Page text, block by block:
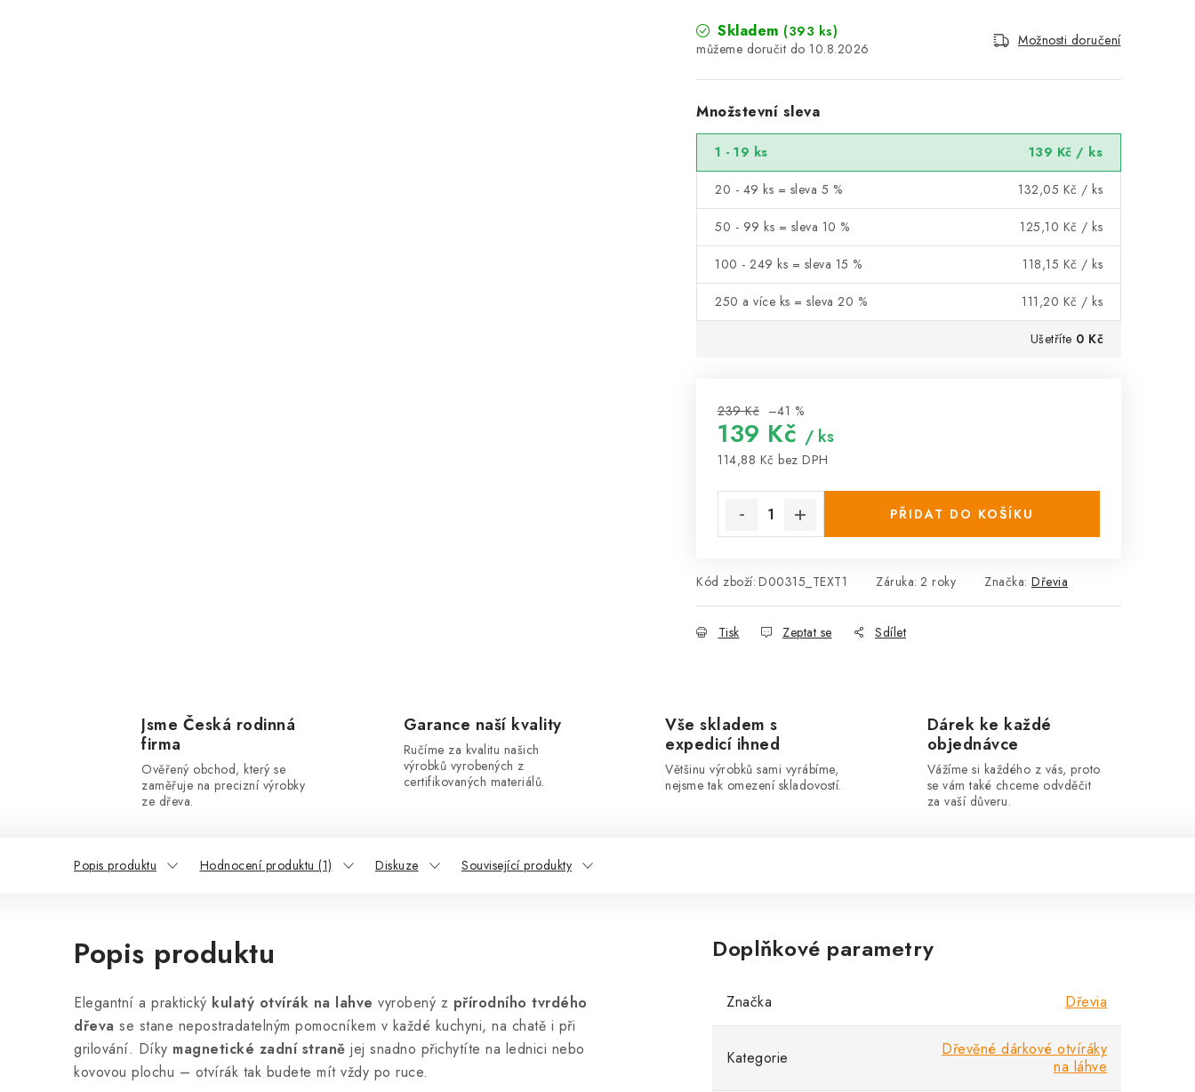
Skladem (393 ks)
10.8.2026
Možnosti doručení
Množstevní sleva
1 - 19 ks 139 Kč / ks
20 - 49 ks = sleva 5 % 132,05 Kč / ks
50 - 99 ks = sleva 10 % 125,10 Kč / ks
100 - 249 ks = sleva 15 % 118,15 Kč / ks
250 a více ks = sleva 20 % 111,20 Kč / ks
Ušetříte 0 Kč
239 Kč –41 %
139 Kč / ks
114,88 Kč bez DPH
PŘIDAT DO KOŠÍKU
Kód zboží: D00315_TEXT1 Záruka: 2 roky Značka: Dřevia
Tisk Zeptat se Sdílet
Jsme Česká rodinná
firma
Ověřený obchod, který se
zaměřuje na precizní výrobky
ze dřeva.
Garance naší kvality
Ručíme za kvalitu našich
výrobků vyrobených z
certifikovaných materiálů.
Vše skladem s
expedicí ihned
Většinu výrobků sami vyrábíme,
nejsme tak omezení skladovostí.
Dárek ke každé
objednávce
Vážíme si každého z vás, proto
se vám také chceme odvděčit
za vaší důveru.
Popis produktu Hodnocení produktu (1) Diskuze Související produkty
Popis produktu
Elegantní a praktický kulatý otvírák na lahve vyrobený z přírodního tvrdého
dřeva se stane nepostradatelným pomocníkem v každé kuchyni, na chatě i při
grilování. Díky magnetické zadní straně jej snadno přichytíte na lednici nebo
kovovou plochu – otvírák tak budete mít vždy po ruce.
Doplňkové parametry
Značka Dřevia
Kategorie
Dřevěné dárkové otvíráky
na láhve